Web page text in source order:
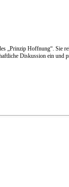
„Prinzip Hoffnung“. Sie
Diskussion ein